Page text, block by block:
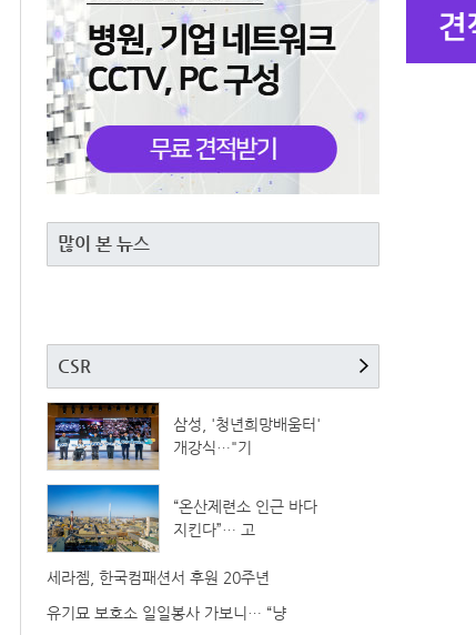
많이 본 뉴스
CSR
삼성, '청년희망배움터'
개강식…"기
“온산제련소 인근 바다
지킨다”… 고
세라젬, 한국컴패션서 후원 20주년
유기묘 보호소 일일봉사 가보니… “냥